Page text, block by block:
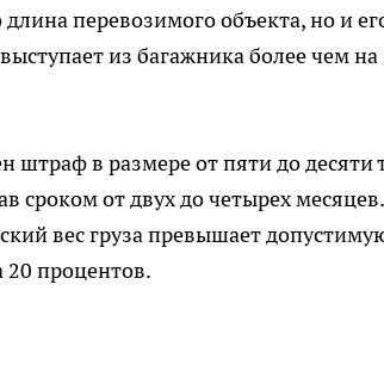
перевозимого объекта, но и
из багажника более чем
штраф в размере от пяти до десяти
сроком от двух до четырех
вес груза превышает
20 процентов.